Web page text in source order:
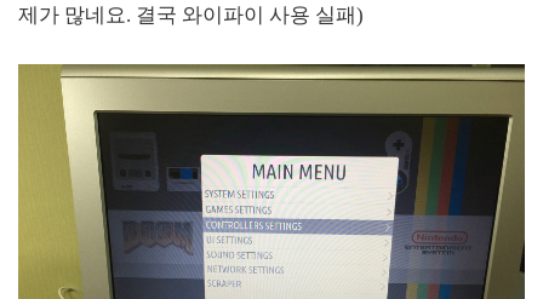
제가 많네요. 결국 와이파이 사용 실패)